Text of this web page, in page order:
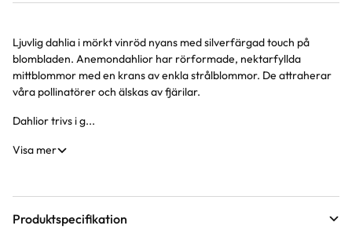
Produktinformation
Ljuvlig dahlia i mörkt vinröd nyans med silverfärgad touch på
blombladen. Anemondahlior har rörformade, nektarfyllda
mittblommor med en krans av enkla strålblommor. De attraherar
våra pollinatörer och älskas av fjärilar.
Dahlior trivs i g...
Visa mer
Produktspecifikation